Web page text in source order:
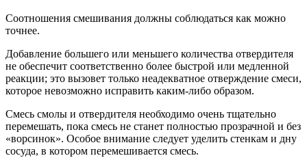
Соотношения смешивания должны соблюдаться как можно
точнее.
Добавление большего или меньшего количества отвердителя
не обеспечит соответственно более быстрой или медленной
реакции; это вызовет только неадекватное отверждение смеси,
которое невозможно исправить каким-либо образом.
Смесь смолы и отвердителя необходимо очень тщательно
перемешать, пока смесь не станет полностью прозрачной и без
«ворсинок». Особое внимание следует уделить стенкам и дну
сосуда, в котором перемешивается смесь.